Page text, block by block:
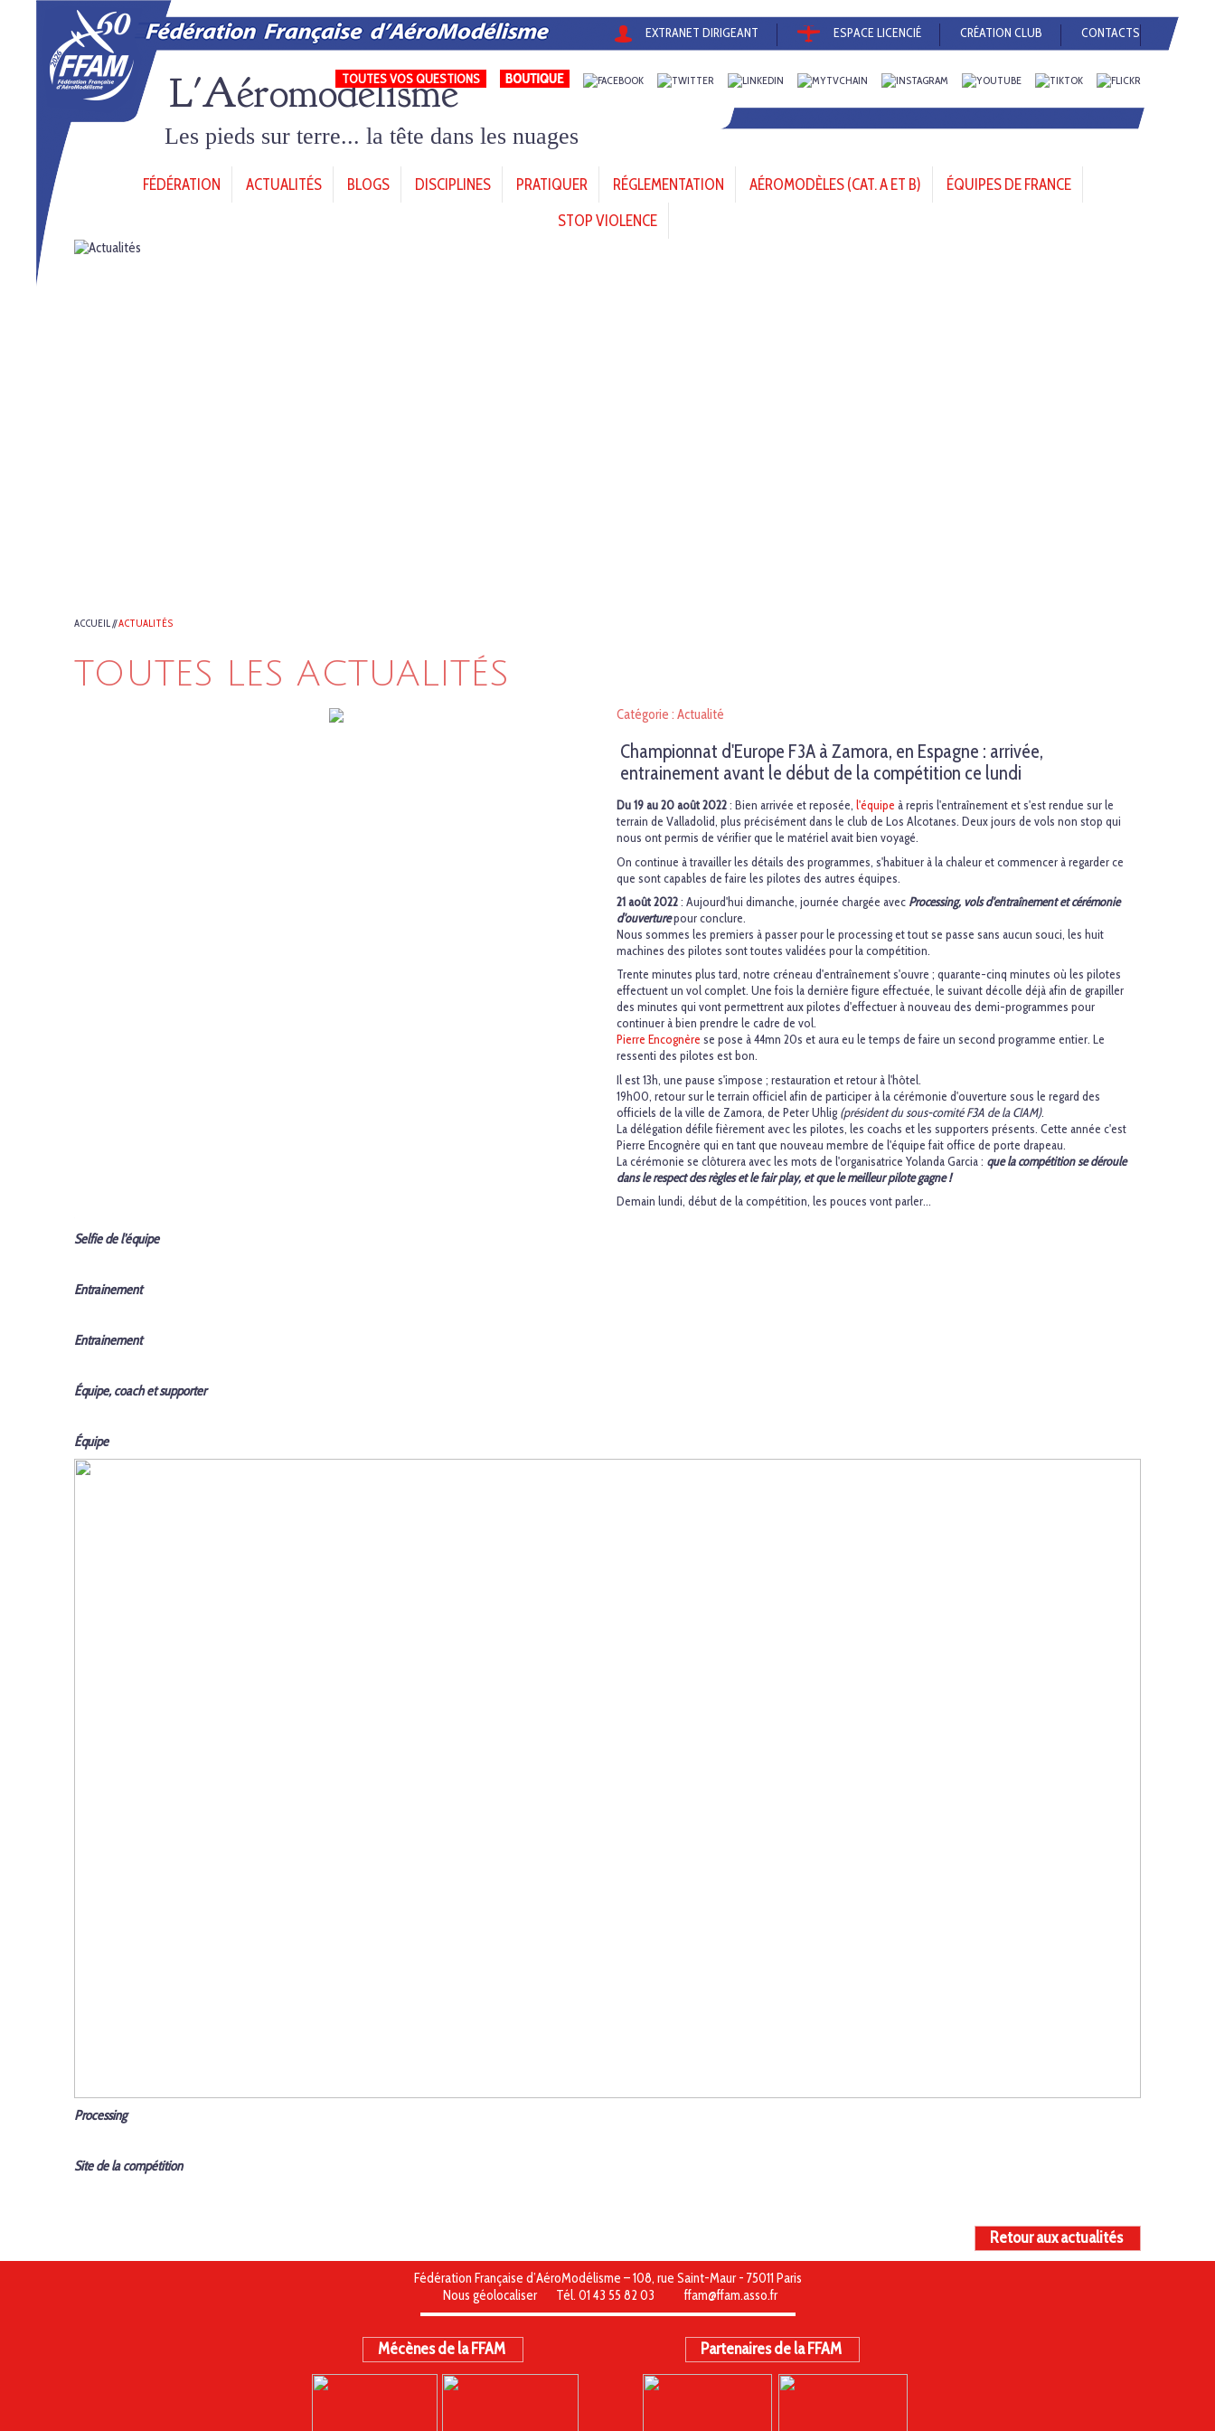
EXTRANET DIRIGEANT ESPACE LICENCIÉ CRÉATION CLUB CONTACTS
TOUTES VOS QUESTIONS
L'Aéromodélisme
Les pieds sur terre... la tête dans les nuages
FÉDÉRATION ACTUALITÉS BLOGS DISCIPLINES PRATIQUER RÉGLEMENTATION AÉROMODÈLES (CAT. A ET B)
ÉQUIPES DE FRANCE
STOP VIOLENCE
ACCUEIL//ACTUALITÉS
TOUTES LES ACTUALITÉS
Catégorie : Actualité
Championnat d'Europe F3A à Zamora, en Espagne : arrivée,
entrainement avant le début de la compétition ce lundi
Du 19 au 20 août 2022: Bien arrivée et reposée, l'équipe à repris l'entraînement et s'est rendue sur le
terrain de Valladolid, plus précisément dans le club de Los Alcotanes. Deux jours de vols non stop qui
nous ont permis de vérifier que le matériel avait bien voyagé.
On continue à travailler les détails des programmes, s'habituer à la chaleur et commencer à regarder ce
que sont capables de faire les pilotes des autres équipes.
21 août 2022: Aujourd'hui dimanche, journée chargée avec Processing, vols d'entraînement et cérémonie
d'ouverturepour conclure.
Nous sommes les premiers à passer pour le processing et tout se passe sans aucun souci, les huit
machines des pilotes sont toutes validées pour la compétition.
Trente minutes plus tard, notre créneau d'entraînement s'ouvre ; quarante-cinq minutes où les pilotes
effectuent un vol complet. Une fois la dernière figure effectuée, le suivant décolle déjà afin de grapiller
des minutes qui vont permettrent aux pilotes d'effectuer à nouveau des demi-programmes pour
continuer à bien prendre le cadre de vol.
Pierre Encognère se pose à 44mn 20s et aura eu le temps de faire un second programme entier. Le
ressenti des pilotes est bon.
Il est 13h, une pause s'impose ; restauration et retour à l'hôtel.
19h00, retour sur le terrain officiel afin de participer à la cérémonie d'ouverture sous le regard des
officiels de la ville de Zamora, de Peter Uhlig (président du sous-comité F3A de la CIAM).
La délégation défile fièrement avec les pilotes, les coachs et les supporters présents. Cette année c'est
Pierre Encognère qui en tant que nouveau membre de l'équipe fait office de porte drapeau.
La cérémonie se clôturera avec les mots de l'organisatrice Yolanda Garcia : que la compétition se déroule
dans le respect des règles et le fair play, et que le meilleur pilote gagne !
Demain lundi, début de la compétition, les pouces vont parler...
Selfie de l'équipe
Entrainement
Entrainement
Équipe, coach et supporter
Équipe
Processing
Site de la compétition
Retour aux actualités
Fédération Française d’AéroModélisme – 108, rue Saint-Maur - 75011 Paris
Nous géolocaliser
Tél. 01 43 55 82 03 ffam@ffam.asso.fr
Mécènes de la FFAM Partenaires de la FFAM